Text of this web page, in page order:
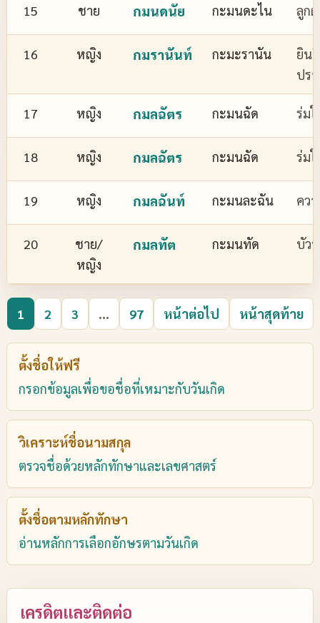
15 ชาย กมนดนัย กะมนดะไน ลูก
16 หญิง กมรานันท์ กะมะรานัน
ยิน
ปร
17 หญิง กมลฉัตร กะมนฉัด ร่มใ
18 หญิง กมลฉัตร กะมนฉัด ร่มใ
19 หญิง กมลฉันท์ กะมนละฉัน คว
20
ชาย/
หญิง
กมลทัต กะมนทัด บัว
1 2 3 ... 97 หน้าต่อไป หน้าสุดท้าย
ตั้งชื่อให้ฟรี
กรอกข้อมูลเพื่อขอชื่อที่เหมาะกับวันเกิด
วิเคราะห์ชื่อนามสกุล
ตรวจชื่อด้วยหลักทักษาและเลขศาสตร์
ตั้งชื่อตามหลักทักษา
อ่านหลักการเลือกอักษรตามวันเกิด
เครดิตและติดต่อ